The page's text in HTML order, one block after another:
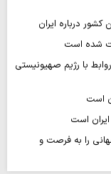
درباره ایران
شده است
با رژیم صهیونیستی
است
است
را به فرصت و